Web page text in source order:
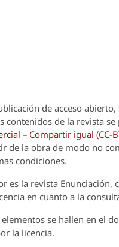
de acceso
contenidos de la revista
– Compartir igual (CC-
de la obra de modo no
condiciones.
es la revista Enunciación,
en cuanto a la
se hallen en el
la licencia.